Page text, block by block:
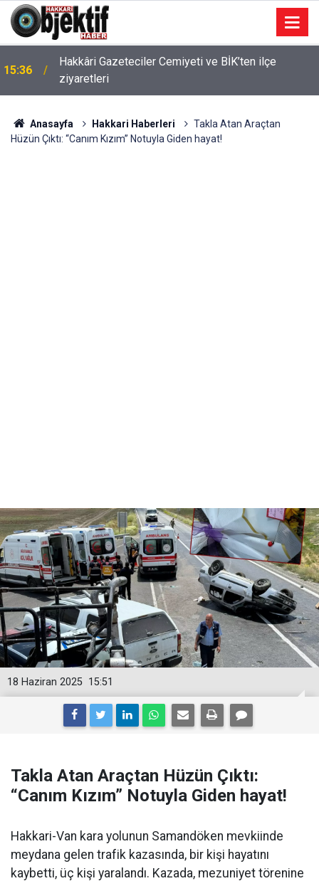
15:36
Hakkâri Gazeteciler Cemiyeti ve BİK’ten ilçe
ziyaretleri
Anasayfa Hakkari Haberleri
Takla Atan Araçtan
Hüzün Çıktı: “Canım Kızım” Notuyla Giden hayat!
15:51
18 Haziran 2025
Takla Atan Araçtan Hüzün Çıktı:
“Canım Kızım” Notuyla Giden hayat!
Hakkari-Van kara yolunun Samandöken mevkiinde
meydana gelen trafik kazasında, bir kişi hayatını
kaybetti, üç kişi yaralandı. Kazada, mezuniyet törenine